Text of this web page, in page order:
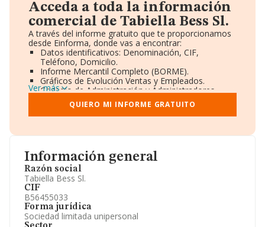
Información general
Razón social
Tabiella Bess Sl.
CIF
B56455033
Forma jurídica
Sociedad limitada unipersonal
Acceda a toda la información
comercial de Tabiella Bess Sl.
A través del informe gratuito que te proporcionamos
desde Einforma, donde vas a encontrar:
Datos identificativos: Denominación, CIF,
Teléfono, Domicilio.
Informe Mercantil Completo (BORME).
Gráficos de Evolución Ventas y Empleados.
Consejo de Administración y Administradores.
Directivos y Ejecutivos.
Accionistas.
Participaciones y Vinculaciones en otras empresas.
Información oficial y registral complementaria.
Ver más
QUIERO MI INFORME GRATUITO